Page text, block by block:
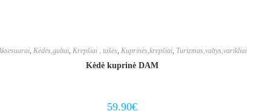
,Kėdės,gultai,Krepšiai , tašės,Kuprinės,krepšiai, Turizmas,valtys,varikliai
Kėdė kuprinė DAM
59.90€